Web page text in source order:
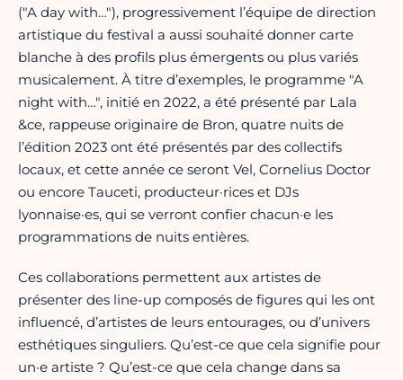
("A day with…"), progressivement l’équipe de direction
artistique du festival a aussi souhaité donner carte
blanche à des profils plus émergents ou plus variés
musicalement. À titre d’exemples, le programme "A
night with…", initié en 2022, a été présenté par Lala
&ce, rappeuse originaire de Bron, quatre nuits de
l’édition 2023 ont été présentés par des collectifs
locaux, et cette année ce seront Vel, Cornelius Doctor
ou encore Tauceti, producteur·rices et DJs
lyonnaise·es, qui se verront confier chacun·e les
programmations de nuits entières.
Ces collaborations permettent aux artistes de
présenter des line-up composés de figures qui les ont
influencé, d’artistes de leurs entourages, ou d’univers
esthétiques singuliers. Qu’est-ce que cela signifie pour
un·e artiste ? Qu’est-ce que cela change dans sa